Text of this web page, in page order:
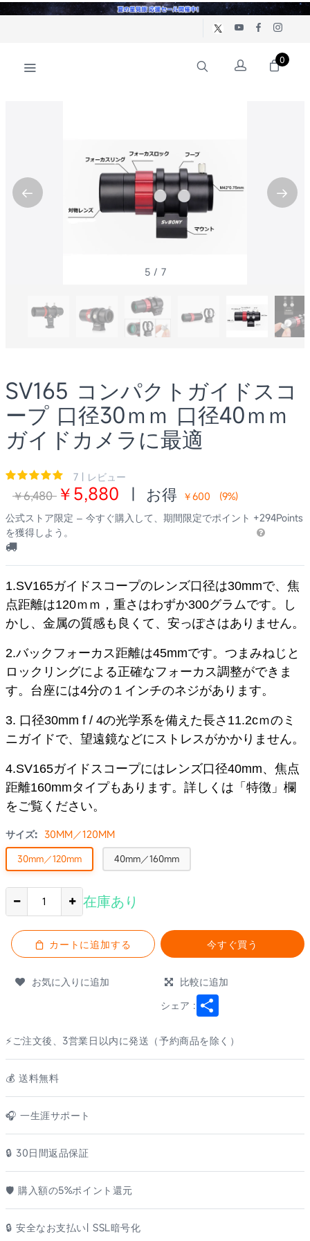
0
5/ 7
SV165 コンパクトガイドスコ
ープ 口径30ｍｍ 口径40ｍｍ
ガイドカメラに最適
7 | レビュー
￥6,480 ￥5,880 | お得 ￥600 (9%)
公式ストア限定 – 今すぐ購入して、期間限定でポイント
を獲得しよう。
+294Points
1.SV165ガイドスコープのレンズ口径は30mmで、焦
点距離は120ｍｍ，重さはわずか300グラムです。し
かし、金属の質感も良くて、安っぽさはありません。
2.バックフォーカス距離は45mmです。つまみねじと
ロックリングによる正確なフォーカス調整ができま
す。台座には4分の１インチのネジがあります。
3. 口径30mm f / 4の光学系を備えた長さ11.2cｍのミ
ニガイドで、 望遠鏡などにストレスがかかりません。
4.SV165ガイドスコープにはレンズ口径40mm、焦点
距離160mmタイプもあります。詳しくは「特徴」欄
をご覧ください。
サイズ: 30MM／120MM
30mm／120mm 40mm／160mm
在庫あり
カートに追加する 今すぐ買う
お気に入りに追加
比較に追加
シェア :
⚡ご注文後、3営業日以内に発送（予約商品を除く）
💰️ 送料無料
🎧 一生涯サポート
🔒 30日間返品保証
🛡️ 購入額の5%ポイント還元
🔒 安全なお支払い| SSL暗号化